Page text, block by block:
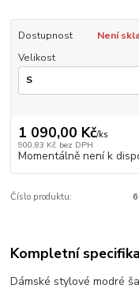
Dostupnost
Není
Velikost
1 090,00 Kč/ks
900,83 Kč bez DPH
Momentálně není k
Číslo produktu:
Kompletní
Dámské stylové modré